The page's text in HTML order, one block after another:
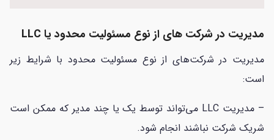
مدیریت در شرکت های از نوع مسئولیت محدود یا LLC
مدیریت در شرکت‌های از نوع مسئولیت محدود با شرایط زیر
است:
– مدیریت LLC می‌تواند توسط یک یا چند مدیر که ممکن است
شریک شرکت نباشند انجام شود.